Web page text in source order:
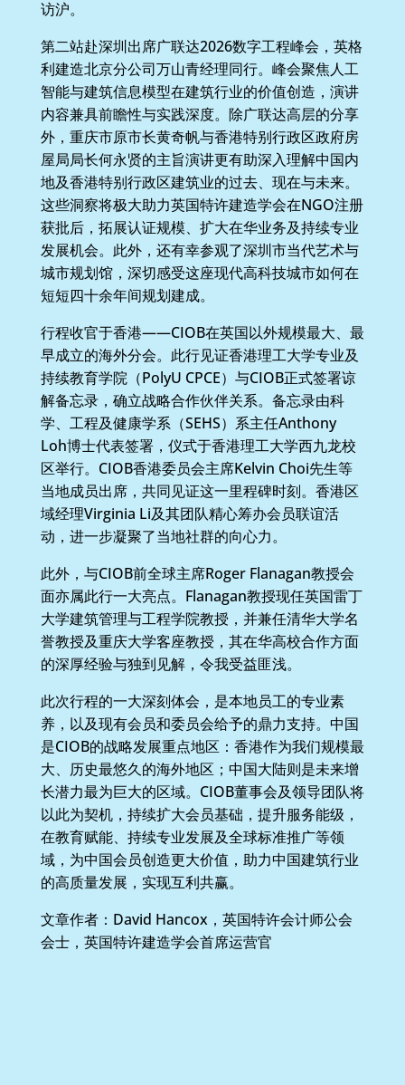
访沪。
第二站赴深圳出席广联达2026数字工程峰会，英格
利建造北京分公司万山青经理同行。峰会聚焦人工
智能与建筑信息模型在建筑行业的价值创造，演讲
内容兼具前瞻性与实践深度。除广联达高层的分享
外，重庆市原市长黄奇帆与香港特别行政区政府房
屋局局长何永贤的主旨演讲更有助深入理解中国内
地及香港特别行政区建筑业的过去、现在与未来。
这些洞察将极大助力英国特许建造学会在NGO注册
获批后，拓展认证规模、扩大在华业务及持续专业
发展机会。此外，还有幸参观了深圳市当代艺术与
城市规划馆，深切感受这座现代高科技城市如何在
短短四十余年间规划建成。
行程收官于香港——CIOB在英国以外规模最大、最
早成立的海外分会。此行见证香港理工大学专业及
持续教育学院（PolyU CPCE）与CIOB正式签署谅
解备忘录，确立战略合作伙伴关系。备忘录由科
学、工程及健康学系（SEHS）系主任Anthony
Loh博士代表签署，仪式于香港理工大学西九龙校
区举行。CIOB香港委员会主席Kelvin Choi先生等
当地成员出席，共同见证这一里程碑时刻。香港区
域经理Virginia Li及其团队精心筹办会员联谊活
动，进一步凝聚了当地社群的向心力。
此外，与CIOB前全球主席Roger Flanagan教授会
面亦属此行一大亮点。Flanagan教授现任英国雷丁
大学建筑管理与工程学院教授，并兼任清华大学名
誉教授及重庆大学客座教授，其在华高校合作方面
的深厚经验与独到见解，令我受益匪浅。
此次行程的一大深刻体会，是本地员工的专业素
养，以及现有会员和委员会给予的鼎力支持。中国
是CIOB的战略发展重点地区：香港作为我们规模最
大、历史最悠久的海外地区；中国大陆则是未来增
长潜力最为巨大的区域。CIOB董事会及领导团队将
以此为契机，持续扩大会员基础，提升服务能级，
在教育赋能、持续专业发展及全球标准推广等领
域，为中国会员创造更大价值，助力中国建筑行业
的高质量发展，实现互利共赢。
文章作者：David Hancox，英国特许会计师公会
会士，英国特许建造学会首席运营官